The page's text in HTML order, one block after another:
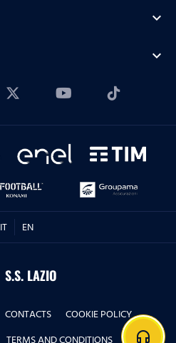
expand_more
expand_more
IT EN
S.S. LAZIO
CONTACTS
COOKIE POLICY
headphones